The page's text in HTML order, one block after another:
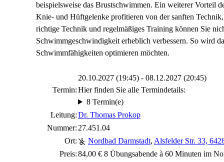
beispielsweise das Brustschwimmen. Ein weiterer Vorteil
Knie- und Hüftgelenke profitieren von der sanften
richtige Technik und regelmäßiges Training können Sie
Schwimmgeschwindigkeit erheblich verbessern. So wird
Schwimmfähigkeiten optimieren möchten.
Termin:
20.10.2027 (19:45) - 08.12.2027 (20:45)
Hier finden Sie alle Termindetails:
8 Termin(e)
Leitung:Dr. Thomas Prokop
Nummer: 27.451.04
Ort:
Nordbad Darmstadt, Alsfelder Str. 33,
Preis:84,00 € 8 Übungsabende à 60 Minuten im